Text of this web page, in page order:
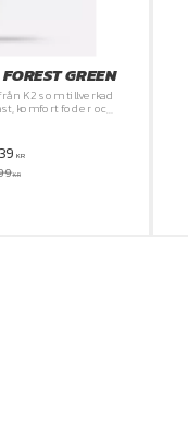
GREEN
K2 som tillverkad
komfort foder och
KR
KR